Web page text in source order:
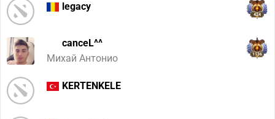
legacy
424
canceL^^
Михай Антонио
1136
KERTENKELE